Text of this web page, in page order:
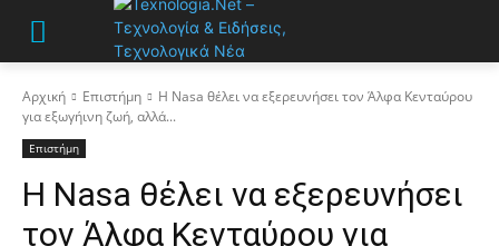
Αρχική Επιστήμη
Η Nasa θέλει να εξερευνήσει τον Άλφα Κενταύρου
για εξωγήινη ζωή, αλλά...
Επιστήμη
Η Nasa θέλει να εξερευνήσει
τον Άλφα Κενταύρου για